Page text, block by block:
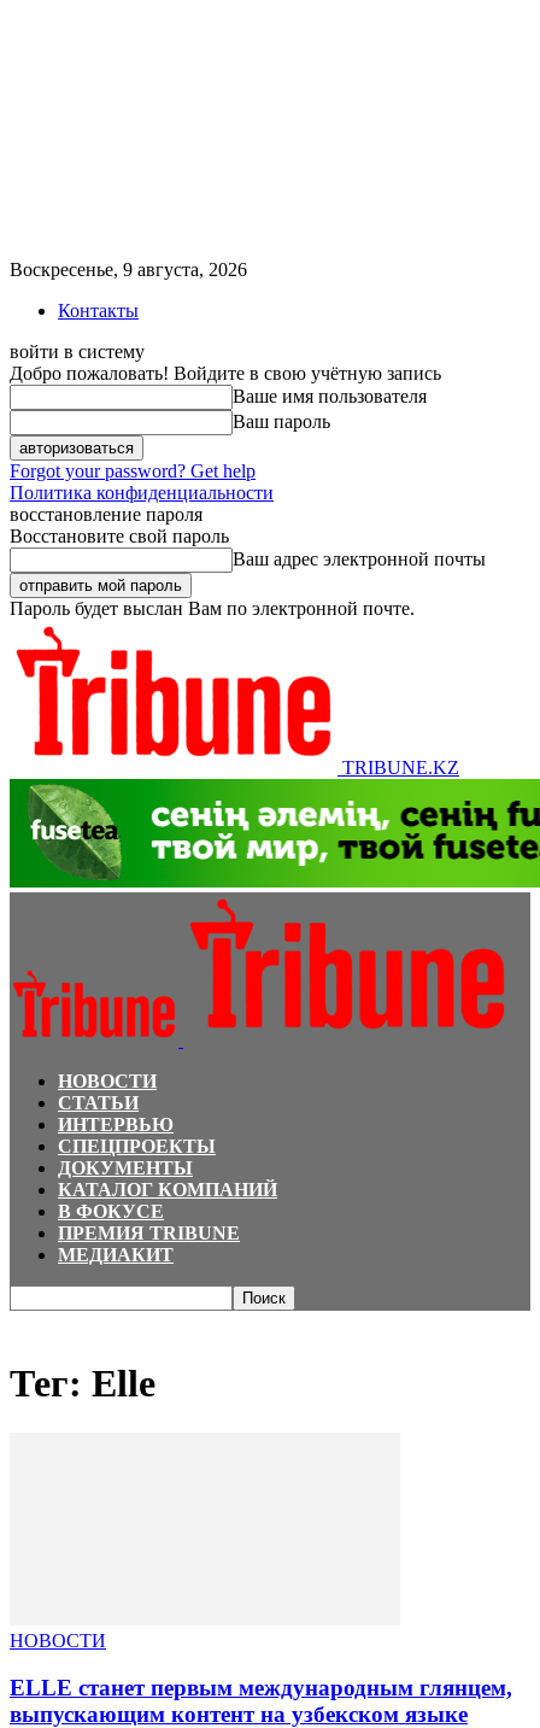
Воскресенье, 9 августа, 2026
Контакты
войти в систему
Добро пожаловать! Войдите в свою учётную запись
Ваше имя пользователя
Ваш пароль
Forgot your password? Get help
Политика конфиденциальности
восстановление пароля
Восстановите свой пароль
Ваш адрес электронной почты
Пароль будет выслан Вам по электронной почте.
TRIBUNE.KZ
НОВОСТИ
СТАТЬИ
ИНТЕРВЬЮ
СПЕЦПРОЕКТЫ
ДОКУМЕНТЫ
КАТАЛОГ КОМПАНИЙ
В ФОКУСЕ
ПРЕМИЯ TRIBUNE
МЕДИАКИТ
Тег: Elle
НОВОСТИ
ELLE станет первым международным глянцем,
выпускающим контент на узбекском языке